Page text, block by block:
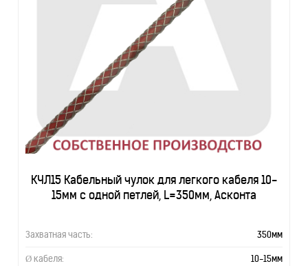
КЧЛ15 Кабельный чулок для легкого кабеля 10-
15мм с одной петлей, L=350мм, Асконта
Захватная часть: 350мм
Ø кабеля: 10-15мм